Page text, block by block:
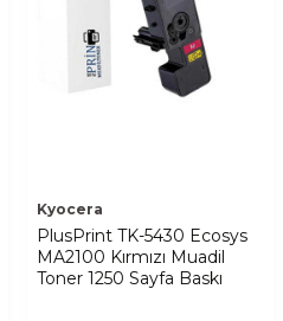
Kyocera
PlusPrint TK-5430 Ecosys
MA2100 Kırmızı Muadil
Toner 1250 Sayfa Baskı